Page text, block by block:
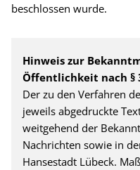
beschlossen wurde.
Hinweis zur
Öffentlichkeit nach §
Der zu den Verfahren
jeweils abgedruckte
weitgehend der
Nachrichten sowie in
Hansestadt Lübeck.